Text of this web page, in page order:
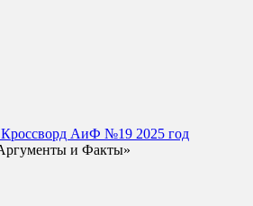
АиФ №19 2025 год
и Факты»